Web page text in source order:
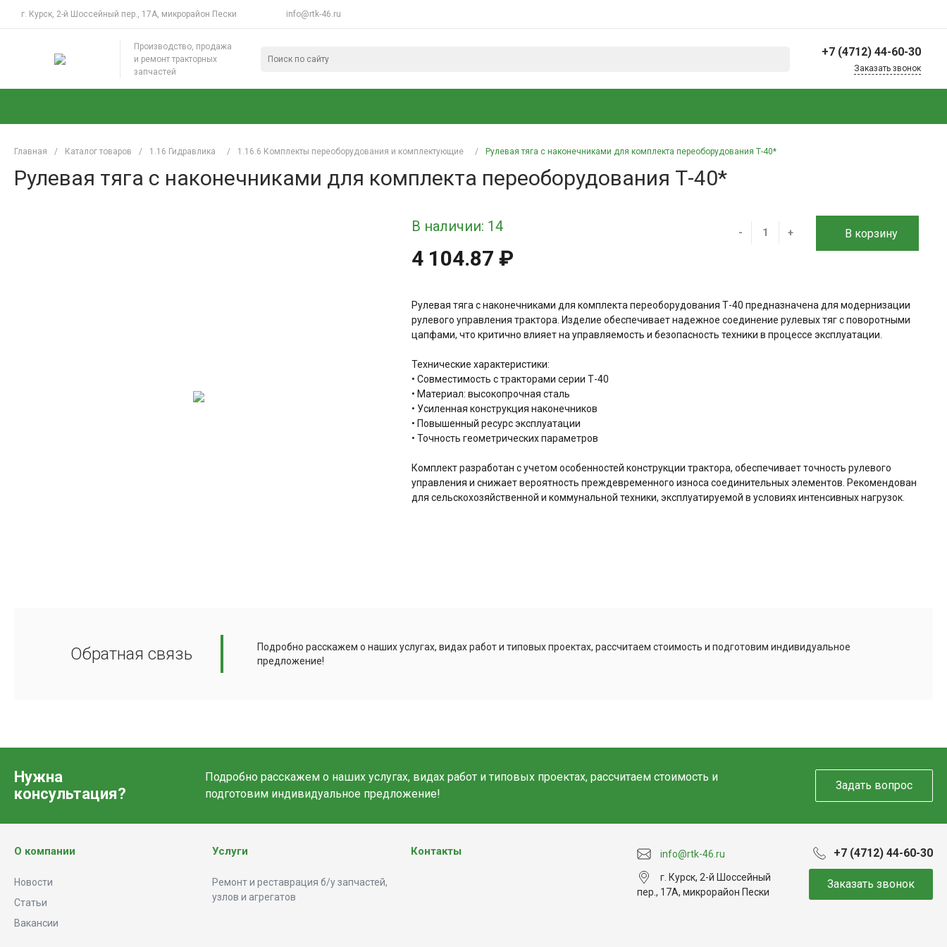
г. Курск, 2-й Шоссейный пер., 17А, микрорайон Пески info@rtk-46.ru
Производство, продажа
и ремонт тракторных
запчастей
+7 (4712) 44-60-30
пер., 17А, микрорайон
Заказать звонок
Главная / Каталог товаров / 1.16 Гидравлика / 1.16.6 Комплекты переоборудования и комплектующие / Рулевая тяга с наконечниками для комплекта переоборудования Т-40*
Рулевая тяга с наконечниками для комплекта переоборудования Т-40*
В наличии: 14
4 104.87 ₽
- + В корзину
Рулевая тяга с наконечниками для комплекта переоборудования Т-40 предназначена для модернизации
рулевого управления трактора. Изделие обеспечивает надежное соединение рулевых тяг с поворотными
цапфами, что критично влияет на управляемость и безопасность техники в процессе эксплуатации.
Технические характеристики:
• Совместимость с тракторами серии Т-40
• Материал: высокопрочная сталь
• Усиленная конструкция наконечников
• Повышенный ресурс эксплуатации
• Точность геометрических параметров
Комплект разработан с учетом особенностей конструкции трактора, обеспечивает точность рулевого
управления и снижает вероятность преждевременного износа соединительных элементов. Рекомендован
для сельскохозяйственной и коммунальной техники, эксплуатируемой в условиях интенсивных нагрузок.
Обратная связь
Подробно расскажем о наших услугах, видах работ и типовых проектах, рассчитаем стоимость и подготовим индивидуальное
предложение!
Нужна
консультация?
Подробно расскажем о наших услугах, видах работ и типовых проектах, рассчитаем стоимость и
подготовим индивидуальное предложение!
Задать вопрос
О компании
Новости
Статьи
Вакансии
Услуги
Ремонт и реставрация б/у запчастей,
узлов и агрегатов
Контакты info@rtk-46.ru +7 (4712) 44-60-30
г. Курск, 2-й Шоссейный
пер., 17А, микрорайон Пески
Заказать звонок